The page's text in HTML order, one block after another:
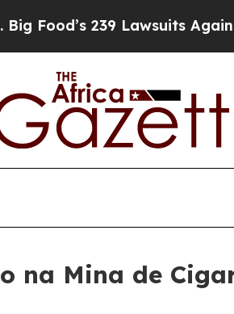
239 Lawsuits Against
na Mina de